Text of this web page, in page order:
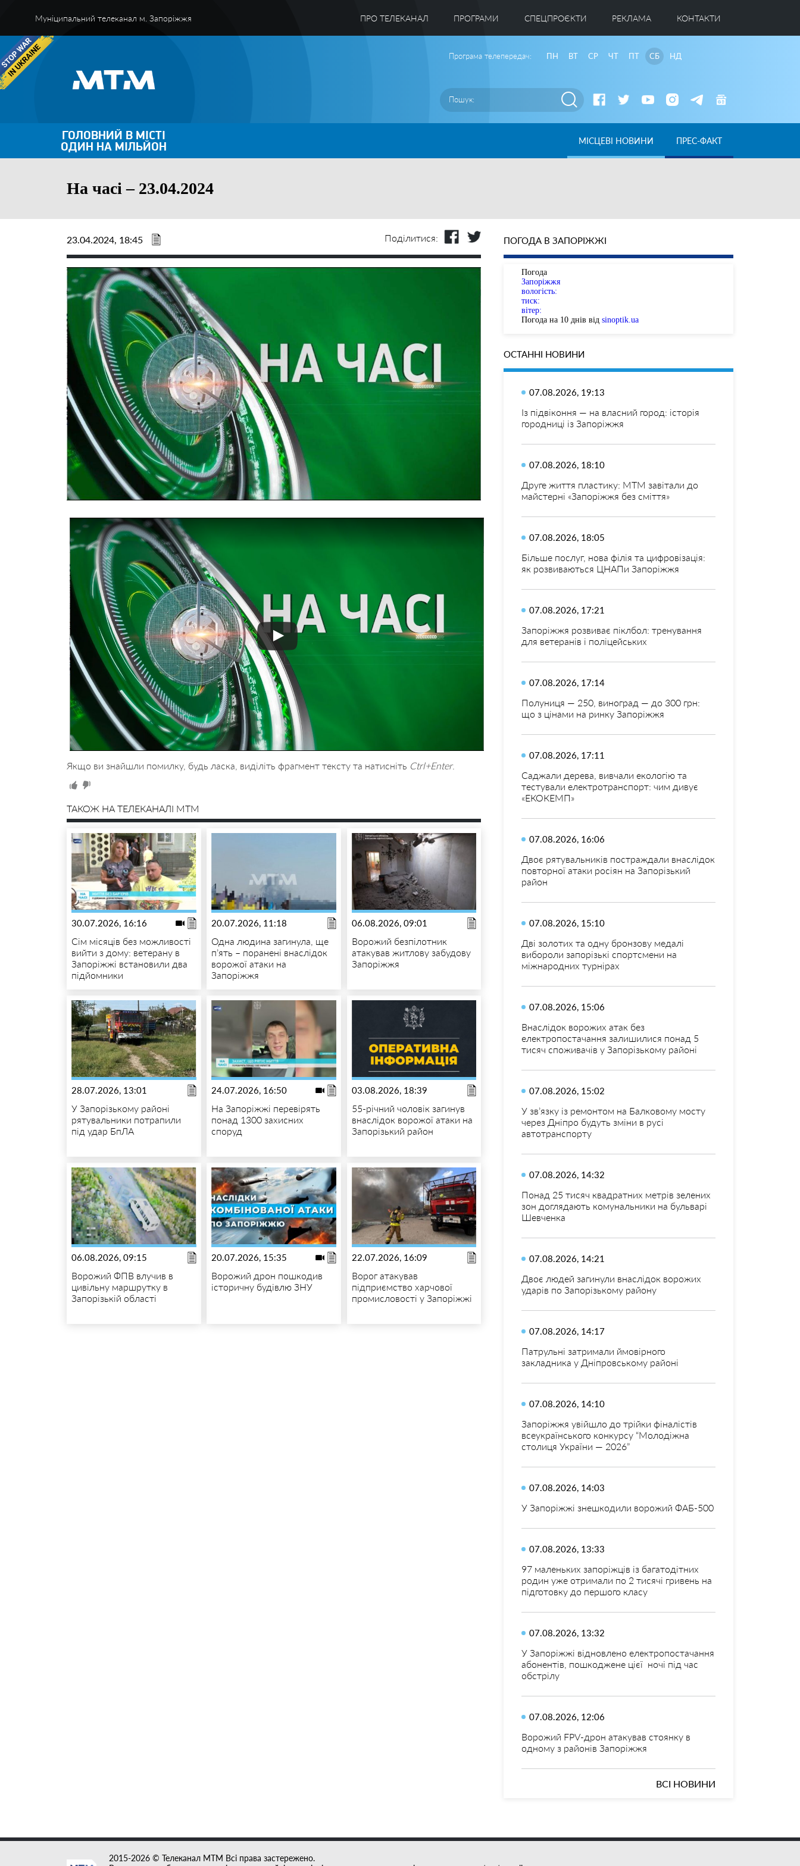
Муніципальний телеканал м. Запоріжжя ПРО ТЕЛЕКАНАЛ ПРОГРАМИ CПЕЦПРОЄКТИ РЕКЛАМА КОНТАКТИ
Програма телепередач: ПН ВТ СР ЧТ ПТ СБ НД
ГОЛОВНИЙ В МІСТІ
ОДИН НА МІЛЬЙОН МІСЦЕВІ НОВИНИ ПРЕС-ФАКТ
На часі – 23.04.2024
23.04.2024, 18:45 Поділитися:
Якщо ви знайшли помилку, будь ласка, виділіть фрагмент тексту та натисніть Ctrl+Enter.
ТАКОЖ НА ТЕЛЕКАНАЛІ MTM
30.07.2026, 16:16
Сім місяців без можливості
вийти з дому: ветерану в
Запоріжжі встановили два
підйомники
20.07.2026, 11:18
Одна людина загинула, ще
п’ять – поранені внаслідок
ворожої атаки на
Запоріжжя
06.08.2026, 09:01
Ворожий безпілотник
атакував житлову забудову
Запоріжжя
28.07.2026, 13:01
У Запорізькому районі
рятувальники потрапили
під удар БпЛА
24.07.2026, 16:50
На Запоріжжі перевірять
понад 1300 захисних
споруд
03.08.2026, 18:39
55-річний чоловік загинув
внаслідок ворожої атаки на
Запорізький район
06.08.2026, 09:15
Ворожий ФПВ влучив в
цивільну маршрутку в
Запорізькій області
20.07.2026, 15:35
Ворожий дрон пошкодив
історичну будівлю ЗНУ
22.07.2026, 16:09
Ворог атакував
підприємство харчової
промисловості у Запоріжжі
ПОГОДА В ЗАПОРІЖЖІ
Погода
Запоріжжя
вологість:
тиск:
вітер:
Погода на 10 днів від sinoptik.ua
ОСТАННІ НОВИНИ
07.08.2026, 19:13
Із підвіконня — на власний город: історія
городниці із Запоріжжя
07.08.2026, 18:10
Друге життя пластику: МТМ завітали до
майстерні «Запоріжжя без сміття»
07.08.2026, 18:05
Більше послуг, нова філія та цифровізація:
як розвиваються ЦНАПи Запоріжжя
07.08.2026, 17:21
Запоріжжя розвиває піклбол: тренування
для ветеранів і поліцейських
07.08.2026, 17:14
Полуниця — 250, виноград — до 300 грн:
що з цінами на ринку Запоріжжя
07.08.2026, 17:11
Саджали дерева, вивчали екологію та
тестували електротранспорт: чим дивує
«ЕКОКЕМП»
07.08.2026, 16:06
Двоє рятувальників постраждали внаслідок
повторної атаки росіян на Запорізький
район
07.08.2026, 15:10
Дві золотих та одну бронзову медалі
вибороли запорізькі спортсмени на
міжнародних турнірах
07.08.2026, 15:06
Внаслідок ворожих атак без
електропостачання залишилися понад 5
тисяч споживачів у Запорізькому районі
07.08.2026, 15:02
У зв’язку із ремонтом на Балковому мосту
через Дніпро будуть зміни в русі
автотранспорту
07.08.2026, 14:32
Понад 25 тисяч квадратних метрів зелених
зон доглядають комунальники на бульварі
Шевченка
07.08.2026, 14:21
Двоє людей загинули внаслідок ворожих
ударів по Запорізькому району
07.08.2026, 14:17
Патрульні затримали ймовірного
закладника у Дніпровському районі
07.08.2026, 14:10
Запоріжжя увійшло до трійки фіналістів
всеукраїнського конкурсу “Молодіжна
столиця України — 2026”
07.08.2026, 14:03
У Запоріжжі знешкодили ворожий ФАБ-500
07.08.2026, 13:33
97 маленьких запоріжців із багатодітних
родин уже отримали по 2 тисячі гривень на
підготовку до першого класу
07.08.2026, 13:32
У Запоріжжі відновлено електропостачання
абонентів, пошкоджене цієї ночі під час
обстрілу
07.08.2026, 12:06
Ворожий FPV-дрон атакував стоянку в
одному з районів Запоріжжя
ВСІ НОВИНИ
2015-2026 © Телеканал MTM Всі права застережено.